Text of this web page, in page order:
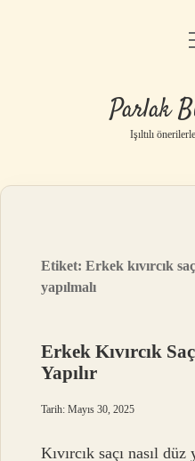
Parlak
Işıltılı
Etiket:Erkek kıvırcık
yapılmalı
Erkek Kıvırcık
Yapılır
Tarih: Mayıs 30, 2025
Kıvırcık saçı nasıl